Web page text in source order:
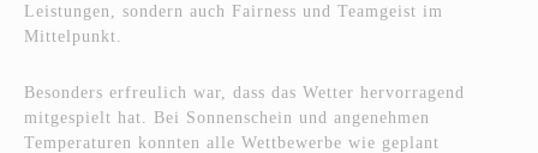
Leistungen, sondern auch Fairness und Teamgeist im
Mittelpunkt.
Besonders erfreulich war, dass das Wetter hervorragend
mitgespielt hat. Bei Sonnenschein und angenehmen
Temperaturen konnten alle Wettbewerbe wie geplant